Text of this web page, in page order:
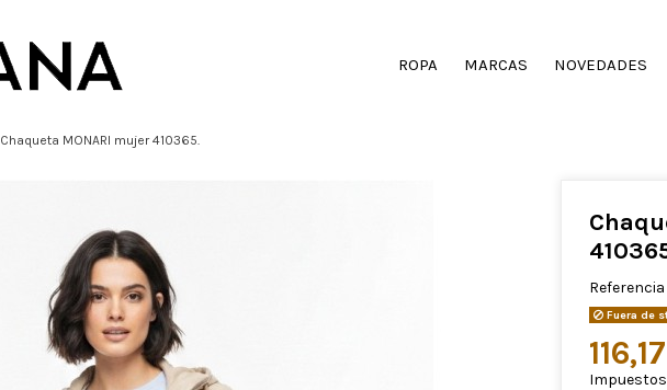
ROPA MARCAS NOVEDADES
Chaqueta MONARI mujer 410365.
Referencia
Fuera de